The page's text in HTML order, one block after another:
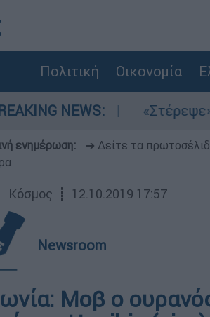
Πολιτική Οικονομία
NEWS:
Αιγαίο «Στέρεψε» η
ενημέρωση: ➔ Δείτε τα
Κόσμος ┋ 12.10.2019 17:57
Newsroom
Μοβ ο